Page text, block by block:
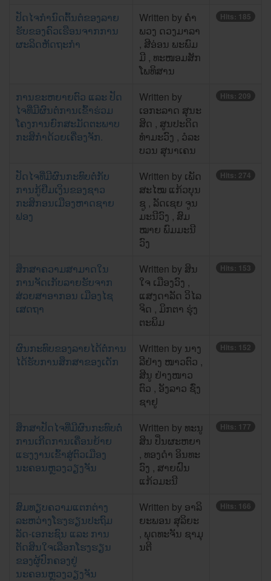
ປັດໄຈກໍານົດຕົ້ນຕໍຂອງລາຍ
ຮັບຂອງຄົວເຮືອນຈາກການ
ຜະລິດຫັດຖະກໍາ
Written by ຄໍາ
ພວງ ດວງມາລາ
, ສີ​ອ່ອນ ພະ​ພົມ​
ມີ , ທະ​ໜອມສັກ ​
ໂພທິ​ສານ
Hits: 185
ການຂະຫຍາຍຕົວ ແລະ ປັດ
ໄຈທີ່ມີຜົນຕໍ່ການເຂົ້າຮ່ວມ
ໂຄງການຍົກສະມັດຕະພາບ
ກະສິກຳດ້ວຍເຄື່ອງຈັກ.
Written by
ເອກະລາດ ສຸນະ
ສິດ , ສູນປະດິດ
ທຳມະວົງ , ວໍລະ
ບວນ ສຸນາເຄນ
Hits: 209
ປັດໄຈທີ່ມີຜົນກະທົບຕໍ່ກັບ
ການກູ້ຢືມເງິນຂອງຊາວ
ກະສິກອນເມືອງຫາດຊາຍ
ຟອງ
Written by ເພັດ
ສະໄໝ ແກ້ວບຸນ
ຊູ , ລັດເຊຍ ຈູນ
ມະນີວົງ , ສົມ
ໝາຍ ພົມມະນີ
ວົງ
Hits: 274
ສຶກສາຄວາມສາມາດໃນ
ການຈັດເກັບລາຍຮັບຈາກ
ສ່ວຍສາອາກອນ ເມືອງໄຊ
ເສດຖາ
Written by ສິນ​
ໃຈ ​ເມືອງ​ວົງ , ​
ແສງ​ດາ​ລັດ ວິ​ໄລ​
ຈິດ , ມິກຕາ ຮຸ່ງ​
ຕະພິມ
Hits: 153
ຜົນກະທົບຂອງລາຍໄດ້ຕໍ່ການ
ໄດ້ຮັບການສຶກສາຂອງເດັກ
Written by ນາງ
ລີຢ່າງ ໜາວຕົວ ,
ສີນູ ຢ່າງໜາວ
ຕົວ , ອັງລາວ ຊົ່ງ
ຊາຢູ
Hits: 152
ສຶກສາປັດໄຈທີ່ມີຜົນກະທົບຕໍ່
ການເກີດການເຄື່ອນຍ້າຍ
ແຮງງານເຂົ້າສູ່ຕົວເມືອງ
ນະຄອນຫຼວງວຽງຈັນ
Written by ທະນູ
ສິນ ປິ່ນຜະຫຍາ
, ທອງດໍາ ອິນທະ
ວົງ , ສາຍຝົນ
ແກ້ວມະນີ
Hits: 177
ສົມທຽບຄວາມແຕກຕ່າງ
ລະຫວ່າງໂຮງຮຽນປະຖົມ
ລັດ-ເອກະຊົນ ແລະ ການ
ຕັດສິນໃຈເລືອກໂຮງຮຽນ
ຂອງຜູ້ປົກຄອງຢູ່
ນະຄອນຫຼວງວຽງຈັນ
Written by ອາລິ
ຍະພອນ ສຸລິຍະ
, ພຸດທະຈັນ ຊາມຸ
ນຕີ
Hits: 166